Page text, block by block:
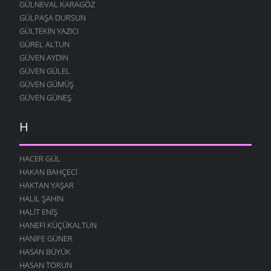
12 AĞUSTOS 2004
MERAKLI MELAHAT
12 AĞUSTOS 2004
HALK EĞITIMI
12 AĞUSTOS 2004
HASTAHANEDE DURUM
GIDIYORUZ
ÖZÜRLÜ YAŞAMAK
12 AĞUSTOS 2004
O YANA BU YANA
12 AĞUSTOS 2004
SUÇU NEDIR
12 AĞUSTOS 2004
ÖRÜMCEK
12 AĞUSTOS 2004
GÜLNEVAL KARAGÖZ
GÜLPAŞA DURSUN
GÜLTEKIN YAZICI
GÜREL ALTUN
GÜVEN AYDIN
GÜVEN GÜLEL
GÜVEN GÜMÜŞ
GÜVEN GÜNEŞ
H
HACER GÜL
HAKAN BAHÇECI
HAKTAN YAŞAR
HALIL ŞAHIN
HALIT ENIŞ
HANEFI KÜÇÜKALTUN
HANIFE GÜNER
HASAN BÜYÜK
HASAN TORUN